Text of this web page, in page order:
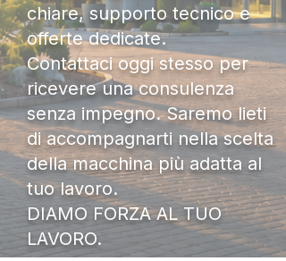
chiare, supporto tecnico e
offerte dedicate.
Contattaci oggi stesso per
ricevere una consulenza
senza impegno. Saremo lieti
di accompagnarti nella scelta
della macchina più adatta al
tuo lavoro.
DIAMO FORZA AL TUO
LAVORO.